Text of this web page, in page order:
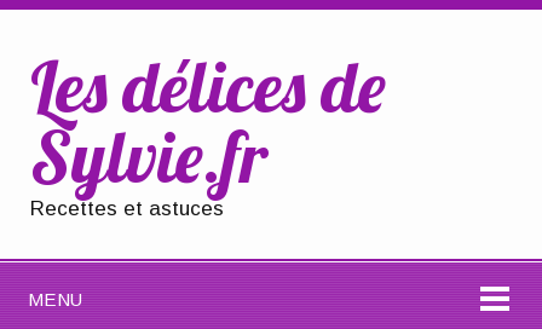
Les délices de
Sylvie.fr
Recettes et astuces
MENU